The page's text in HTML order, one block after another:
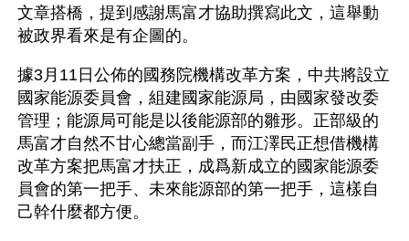
文章搭橋，提到感謝馬富才協助撰寫此文，這舉動
被政界看來是有企圖的。
據3月11日公佈的國務院機構改革方案，中共將設立
國家能源委員會，組建國家能源局，由國家發改委
管理；能源局可能是以後能源部的雛形。正部級的
馬富才自然不甘心總當副手，而江澤民正想借機構
改革方案把馬富才扶正，成爲新成立的國家能源委
員會的第一把手、未來能源部的第一把手，這樣自
己幹什麼都方便。